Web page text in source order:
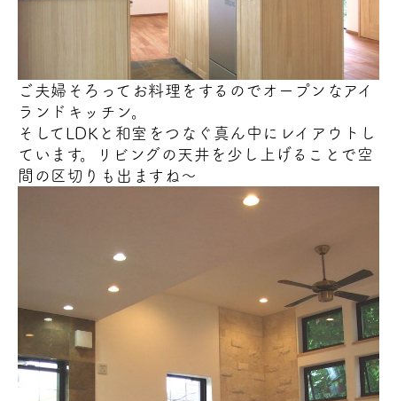
ご夫婦そろって お料理をするのでオープンなアイ
ランドキッチン。
そしてLDKと和室をつなぐ真ん中にレイアウトし
ています。リビングの天井を少し上げることで空
間の区切りも出ますね～